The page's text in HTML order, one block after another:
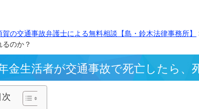
横須賀の交通事故弁護士による無料相談【島・鈴木
られるのか？
年金生活者が交通事故で死亡